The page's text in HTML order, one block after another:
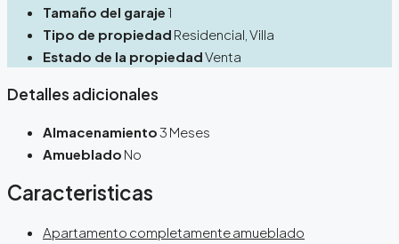
Tamaño del garaje 1
Tipo de propiedad Residencial, Villa
Estado de la propiedadVenta
Detalles adicionales
Almacenamiento3 Meses
Amueblado No
Caracteristicas
Apartamento completamente amueblado